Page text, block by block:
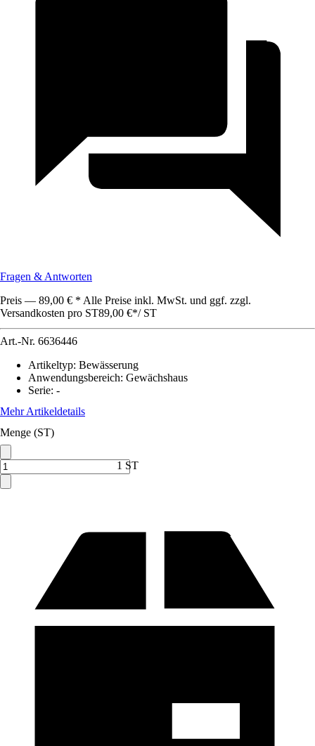
Fragen & Antworten
Preis — 89,00 € * Alle Preise inkl. MwSt. und ggf. zzgl.
Versandkosten pro ST89,00 €*/ ST
Art.-Nr. 6636446
Artikeltyp: Bewässerung
Anwendungsbereich: Gewächshaus
Serie: -
Mehr Artikeldetails
Menge (ST)
1 ST